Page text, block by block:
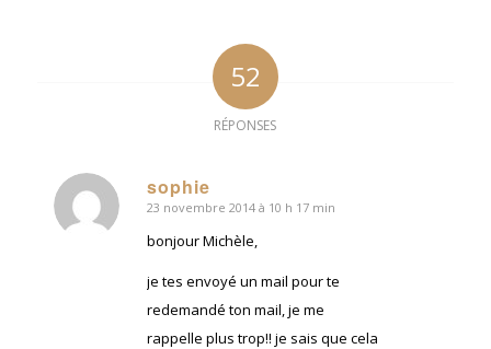
52
RÉPONSES
sophie
dit
23 novembre 2014 à 10 h 17 min
bonjour Michèle,
je tes envoyé un mail pour te
redemandé ton mail, je me
rappelle plus trop!! je sais que cela